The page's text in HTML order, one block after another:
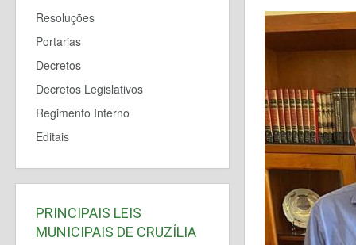
Resoluções
Portarias
Decretos
Decretos Legislativos
Regimento Interno
Editais
PRINCIPAIS LEIS
MUNICIPAIS DE CRUZÍLIA